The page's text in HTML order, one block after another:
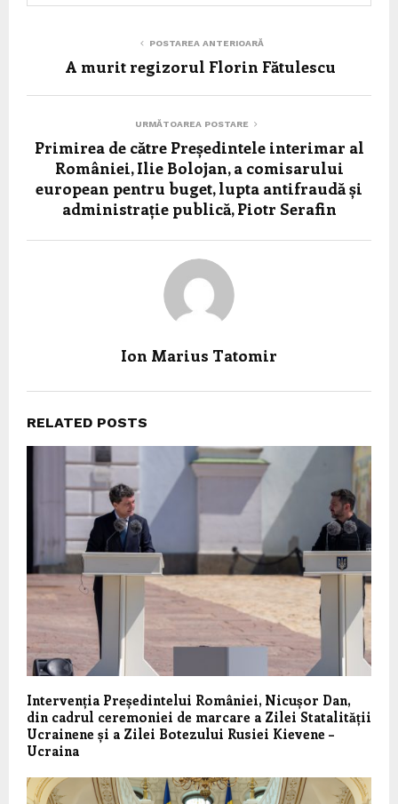
POSTAREA ANTERIOARĂ
A murit regizorul Florin Fătulescu
URMĂTOAREA POSTARE
Primirea de către Președintele interimar al
României, Ilie Bolojan, a comisarului
european pentru buget, lupta antifraudă și
administrație publică, Piotr Serafin
Ion Marius Tatomir
RELATED POSTS
Intervenția Președintelui României, Nicușor Dan,
din cadrul ceremoniei de marcare a Zilei Statalității
Ucrainene și a Zilei Botezului Rusiei Kievene –
Ucraina